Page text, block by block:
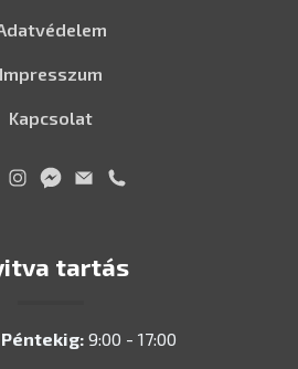
Impresszum
Kapcsolat
tartás
9:00 - 17:00